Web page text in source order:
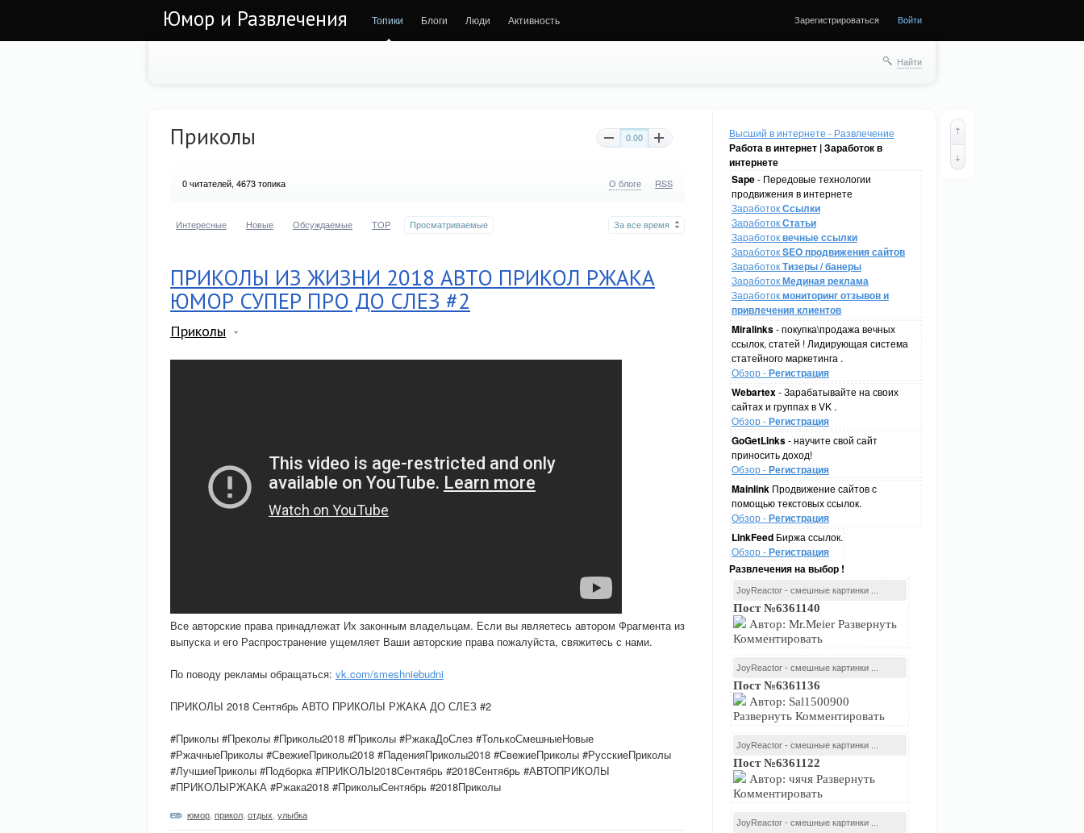
Юмор и Развлечения Топики Блоги Люди Активность Зарегистрироваться Войти
Найти
Высший в интернете - Развлечение
Работа в интернет | Заработок в
интернете
Sape- Передовые технологии
продвижения в интернете
ЗаработокСсылки
ЗаработокСтатьи
Заработоквечные ссылки
ЗаработокSEO продвижения сайтов
ЗаработокТизеры / банеры
ЗаработокМединая реклама
Заработокмониторинг отзывов и
привлечения клиентов
Miralinks- покупка\продажа вечных
ссылок, статей ! Лидирующая система
статейного маркетинга .
Обзор -Регистрация
Webartex- Зарабатывайте на своих
сайтах и группах в VK .
Обзор -Регистрация
GoGetLinks- научите свой сайт
приносить доход!
Обзор -Регистрация
Mainlink Продвижение сайтов с
помощью текстовых ссылок.
Обзор -Регистрация
LinkFeed Биржа ссылок.
Обзор -Регистрация
Развлечения на выбор !
JoyReactor - смешные картинки ...
Пост №6361140
Автор: Mr.Meier Развернуть
Комментировать
JoyReactor - смешные картинки ...
Пост №6361136
Автор: Sal1500900
Развернуть Комментировать
JoyReactor - смешные картинки ...
Пост №6361122
Автор: чячя Развернуть
Комментировать
JoyReactor - смешные картинки ...
Приколы 0.00
0читателей, 4673 топика О блоге RSS
Интересные Новые Обсуждаемые TOP Просматриваемые За все время
ПРИКОЛЫ ИЗ ЖИЗНИ 2018 АВТО ПРИКОЛ РЖАКА
ЮМОР СУПЕР ПРО ДО СЛЕЗ #2
Приколы
Все авторские права принадлежат Их законным владельцам. Если вы являетесь автором Фрагмента из
выпуска и его Распространение ущемляет Ваши авторские права пожалуйста, свяжитесь с нами.
По поводу рекламы обращаться: vk.com/smeshniebudni
ПРИКОЛЫ 2018 Сентябрь АВТО ПРИКОЛЫ РЖАКА ДО СЛЕЗ #2
#Приколы #Преколы #Приколы2018 #Приколы #РжакаДоСлез #ТолькоСмешныеНовые
#РжачныеПриколы #СвежиеПриколы2018 #ПаденияПриколы2018 #СвежиеПриколы #РусскиеПриколы
#ЛучшиеПриколы #Подборка #ПРИКОЛЫ2018Сентябрь #2018Сентябрь #АВТОПРИКОЛЫ
#ПРИКОЛЫРЖАКА #Ржака2018 #ПриколыСентябрь #2018Приколы
юмор прикол отдых улыбка